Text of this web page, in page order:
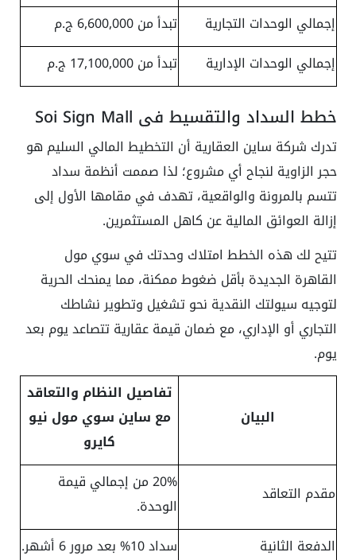
إجمالي الوحدات التجارية
تبدأ من 6,600,000 ج.م
إجمالي الوحدات الإدارية
تبدأ من 17,100,000 ج.م
خطط السداد والتقسيط في Soi Sign Mall
تدرك شركة ساين العقارية أن التخطيط المالي السليم هو
حجر الزاوية لنجاح أي مشروع؛ لذا صممت أنظمة سداد
تتسم بالمرونة والواقعية، تهدف في مقامها الأول إلى
إزالة العوائق المالية عن كاهل المستثمرين.
تتيح لك هذه الخطط امتلاك وحدتك في سوي مول
القاهرة الجديدة بأقل ضغوط ممكنة، مما يمنحك الحرية
لتوجيه سيولتك النقدية نحو تشغيل وتطوير نشاطك
التجاري أو الإداري، مع ضمان قيمة عقارية تتصاعد يوم بعد
يوم.
البيان
تفاصيل النظام والتعاقد
مع ساين سوي مول نيو
كايرو
مقدم التعاقد
20% من إجمالي قيمة
الوحدة.
الدفعة الثانية
سداد 10% بعد مرور 6 أشهر.